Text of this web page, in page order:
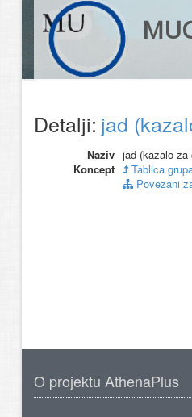
Detalji: jad
Naziv jad (kazalo za
Koncept
Tablica
Povezani
O projektu AthenaPlus